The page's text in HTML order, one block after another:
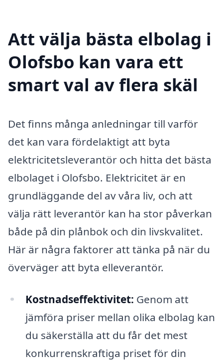
Att välja bästa elbolag i
Olofsbo kan vara ett
smart val av flera skäl
Det finns många anledningar till varför
det kan vara fördelaktigt att byta
elektricitetsleverantör och hitta det bästa
elbolaget i Olofsbo. Elektricitet är en
grundläggande del av våra liv, och att
välja rätt leverantör kan ha stor påverkan
både på din plånbok och din livskvalitet.
Här är några faktorer att tänka på när du
överväger att byta elleverantör.
Kostnadseffektivitet: Genom att
jämföra priser mellan olika elbolag kan
du säkerställa att du får det mest
konkurrenskraftiga priset för din